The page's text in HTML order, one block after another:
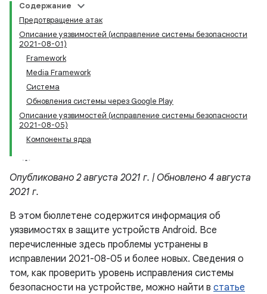
Содержание
Предотвращение атак
Описание уязвимостей (исправление системы безопасности
2021-08-01)
Framework
Media Framework
Система
Обновления системы через Google Play
Описание уязвимостей (исправление системы безопасности
2021-08-05)
Компоненты ядра
Опубликовано 2 августа 2021 г. | Обновлено 4 августа
2021 г.
В этом бюллетене содержится информация об
уязвимостях в защите устройств Android. Все
перечисленные здесь проблемы устранены в
исправлении 2021-08-05 и более новых. Сведения о
том, как проверить уровень исправления системы
безопасности на устройстве, можно найти в статье